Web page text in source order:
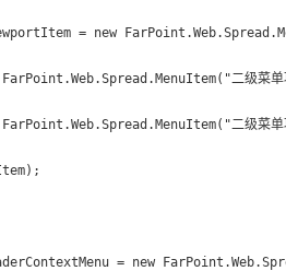
= new
二级菜
二级菜
= new